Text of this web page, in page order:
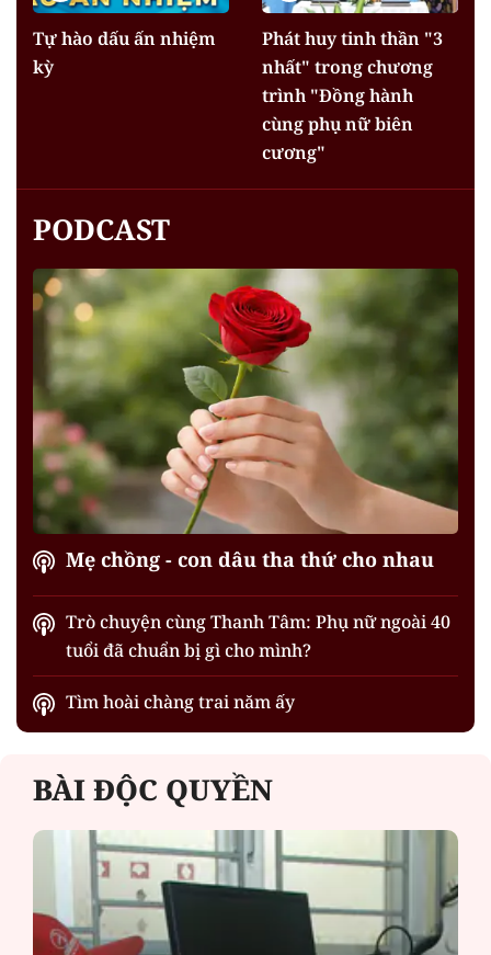
Tự hào dấu ấn nhiệm
kỳ
Phát huy tinh thần "3
nhất" trong chương
trình "Đồng hành
cùng phụ nữ biên
cương"
PODCAST
Mẹ chồng - con dâu tha thứ cho nhau
Trò chuyện cùng Thanh Tâm: Phụ nữ ngoài 40
tuổi đã chuẩn bị gì cho mình?
Tìm hoài chàng trai năm ấy
BÀI ĐỘC QUYỀN